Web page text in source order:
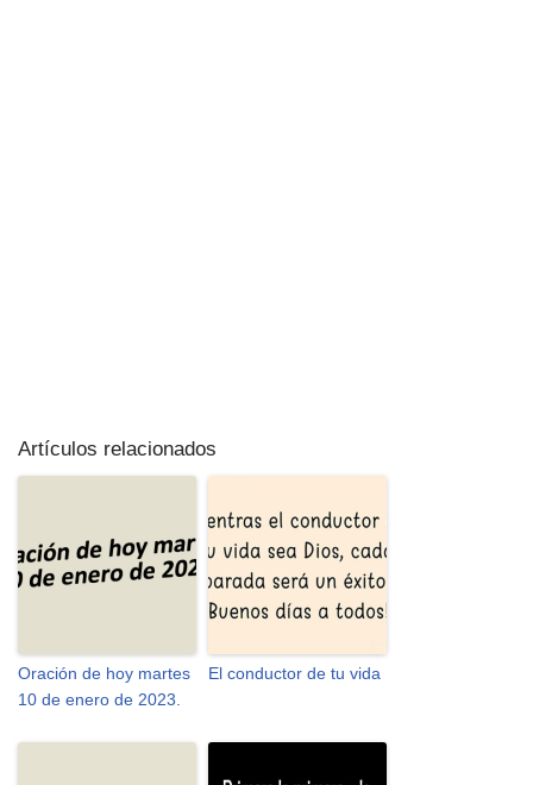
Artículos relacionados
Oración de hoy martes
10 de enero de 2023.
El conductor de tu vida